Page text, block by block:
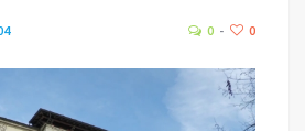
0 0